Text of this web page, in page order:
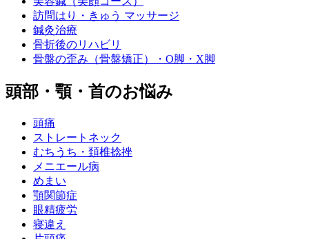
訪問はり・きゅう マッサージ
鍼灸治療
骨折後のリハビリ
骨盤の歪み（骨盤矯正）・O脚・X脚
頭部・顎・首のお悩み
頭痛
ストレートネック
むちうち・頚椎捻挫
メニエール病
めまい
顎関節症
眼精疲労
寝違え